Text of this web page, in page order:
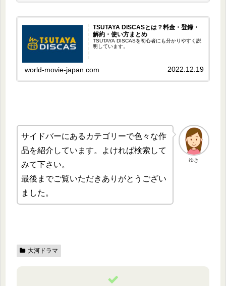
TSUTAYA DISCASとは？料金・登録・
解約・使い方まとめ
TSUTAYA DISCASを初心者にも分かりやすく説
明しています。
world-movie-japan.com 2022.12.19
ゆき
サイドバーにあるカテゴリーで色々な作
品を紹介しています。よければ検索して
みて下さい。
最後までご覧いただきありがとうござい
ました。
大河ドラマ